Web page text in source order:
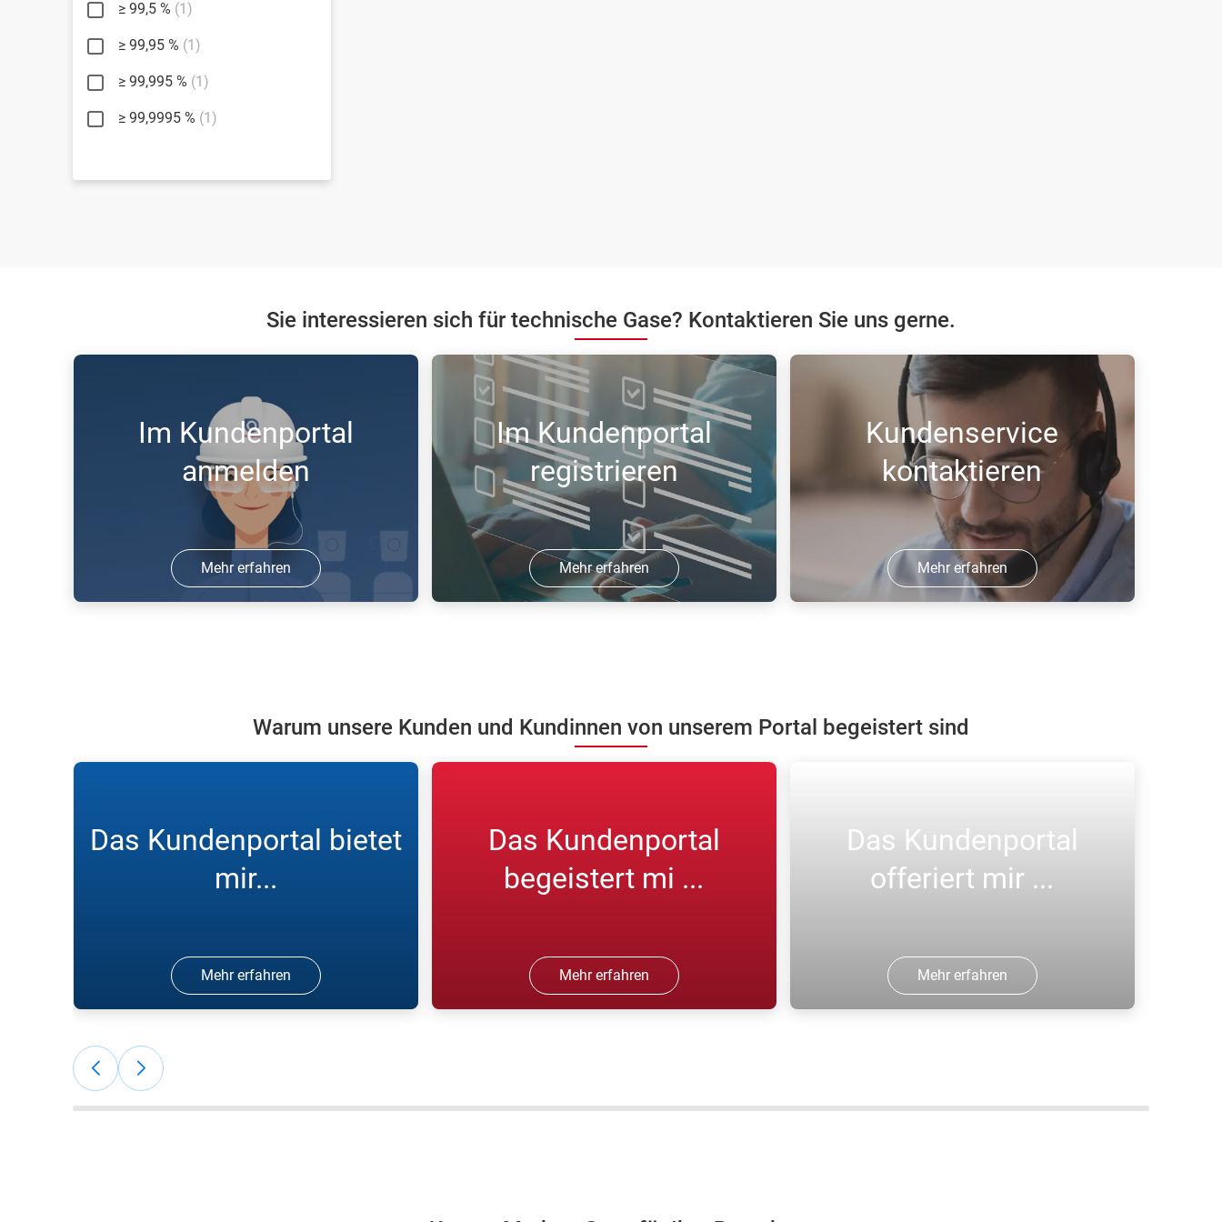
≥ 99,5 % (1)
≥ 99,95 % (1)
≥ 99,995 % (1)
≥ 99,9995 % (1)
Sie interessieren sich für technische Gase? Kontaktieren Sie uns gerne.
Im Kundenportal
anmelden
Mehr erfahren
Im Kundenportal
registrieren
Mehr erfahren
Kundenservice
kontaktieren
Mehr erfahren
Warum unsere Kunden und Kundinnen von unserem Portal begeistert sind
Das Kundenportal bietet
mir...
Mehr erfahren
Online-Bestellportal, pünktliche
Lieferungen"; Jan Marcus G, ARCAL
Das Kundenportal
begeistert mi ...
Mehr erfahren
Das Kundenportal
offeriert mir ...
Mehr erfahren